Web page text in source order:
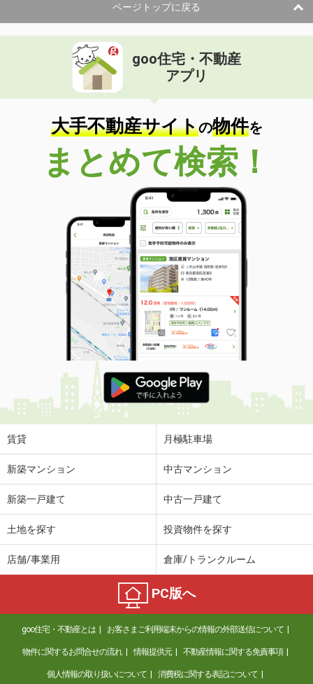
ページトップに戻る
goo住宅・不動産
アプリ
大手不動産サイトの物件を
まとめて検索！
賃貸 月極駐車場
新築マンション 中古マンション
新築一戸建て 中古一戸建て
土地を探す 投資物件を探す
店舗/事業用 倉庫/トランクルーム
PC版へ
goo住宅・不動産とは お客さまご利用端末からの情報の外部送信について
物件に関するお問合せの流れ 情報提供元 不動産情報に関する免責事項
個人情報の取り扱いについて 消費税に関する表記について